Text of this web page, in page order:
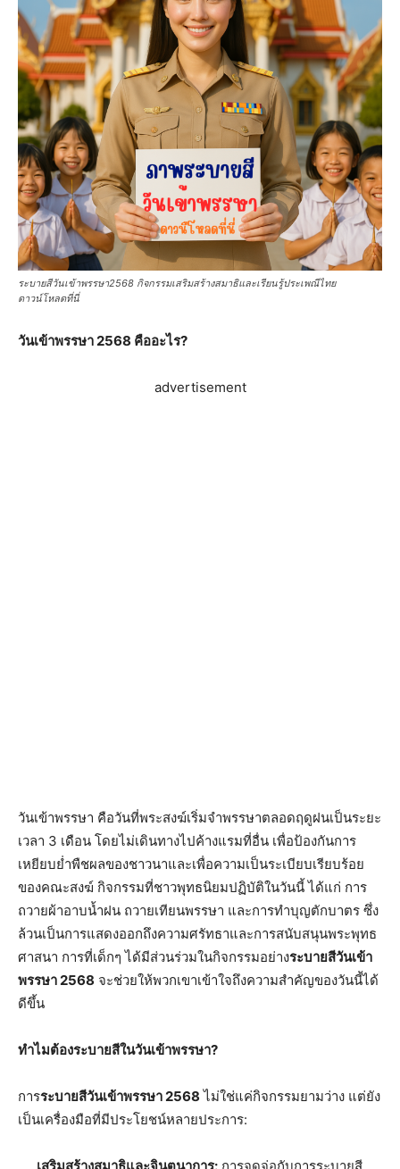
ระบายสีวันเข้าพรรษา2568 กิจกรรมเสริมสร้างสมาธิและเรียนรู้ประเพณีไทย
ดาวน์โหลดที่นี่
วันเข้าพรรษา 2568 คืออะไร?
advertisement
วันเข้าพรรษา คือวันที่พระสงฆ์เริ่มจำพรรษาตลอดฤดูฝนเป็นระยะ
เวลา 3 เดือน โดยไม่เดินทางไปค้างแรมที่อื่น เพื่อป้องกันการ
เหยียบย่ำพืชผลของชาวนาและเพื่อความเป็นระเบียบเรียบร้อย
ของคณะสงฆ์ กิจกรรมที่ชาวพุทธนิยมปฏิบัติในวันนี้ ได้แก่ การ
ถวายผ้าอาบน้ำฝน ถวายเทียนพรรษา และการทำบุญตักบาตร ซึ่ง
ล้วนเป็นการแสดงออกถึงความศรัทธาและการสนับสนุนพระพุทธ
ศาสนา การที่เด็กๆ ได้มีส่วนร่วมในกิจกรรมอย่างระบายสีวันเข้า
พรรษา 2568 จะช่วยให้พวกเขาเข้าใจถึงความสำคัญของวันนี้ได้
ดีขึ้น
ทำไมต้องระบายสีในวันเข้าพรรษา?
การระบายสีวันเข้าพรรษา 2568 ไม่ใช่แค่กิจกรรมยามว่าง แต่ยัง
เป็นเครื่องมือที่มีประโยชน์หลายประการ:
เสริมสร้างสมาธิและจินตนาการ: การจดจ่อกับการระบายสี